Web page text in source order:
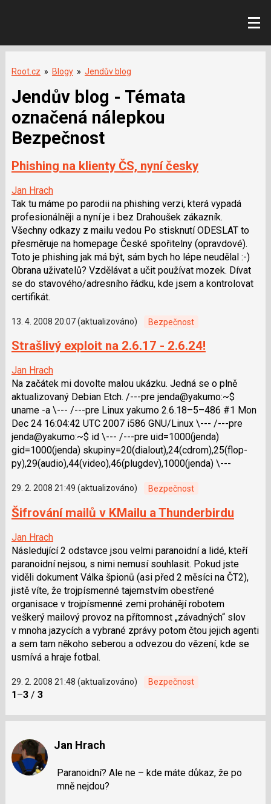
Root.cz » Blogy » Jendův blog
Jendův blog - Témata
označená nálepkou
Bezpečnost
Phishing na klienty ČS, nyní česky
Jan Hrach
Tak tu máme po parodii na phishing verzi, která vypadá
profesionálněji a nyní je i bez Drahoušek zákazník.
Všechny odkazy z mailu vedou Po stisknutí ODESLAT to
přesměruje na homepage České spořitelny (opravdové).
Toto je phishing jak má být, sám bych ho lépe neudělal :-)
Obrana uživatelů? Vzdělávat a učit používat mozek. Dívat
se do stavového/adresního řádku, kde jsem a kontrolovat
certifikát.
13. 4. 2008 20:07 (aktualizováno) Bezpečnost
Strašlivý exploit na 2.6.17 - 2.6.24!
Jan Hrach
Na začátek mi dovolte malou ukázku. Jedná se o plně
aktualizovaný Debian Etch. /---pre jenda@yakumo:~$
uname -a \--- /---pre Linux yakumo 2.6.18–5–486 #1 Mon
Dec 24 16:04:42 UTC 2007 i586 GNU/Linux \--- /---pre
jenda@yakumo:~$ id \--- /---pre uid=1000(jenda)
gid=1000(jenda) skupiny=20(dialout),24(cdrom),25(flop­
py),29(audio),44(video),46(plug­dev),1000(jenda) \---
29. 2. 2008 21:49 (aktualizováno) Bezpečnost
Šifrování mailů v KMailu a Thunderbirdu
Jan Hrach
Následující 2 odstavce jsou velmi paranoidní a lidé, kteří
paranoidní nejsou, s nimi nemusí souhlasit. Pokud jste
viděli dokument Válka špionů (asi před 2 měsíci na ČT2),
jistě víte, že trojpísmenné tajemstvím obestřené
organisace v trojpísmenné zemi prohánějí robotem
veškerý mailový provoz na přítomnost „závadných“ slov
v mnoha jazycích a vybrané zprávy potom čtou jejich agenti
a sem tam někoho seberou a odvezou do vězení, kde se
usmívá a hraje fotbal.
29. 2. 2008 21:48 (aktualizováno) Bezpečnost
1–3/ 3
Jan Hrach
Paranoidní? Ale ne – kde máte důkaz, že po
mně nejdou?